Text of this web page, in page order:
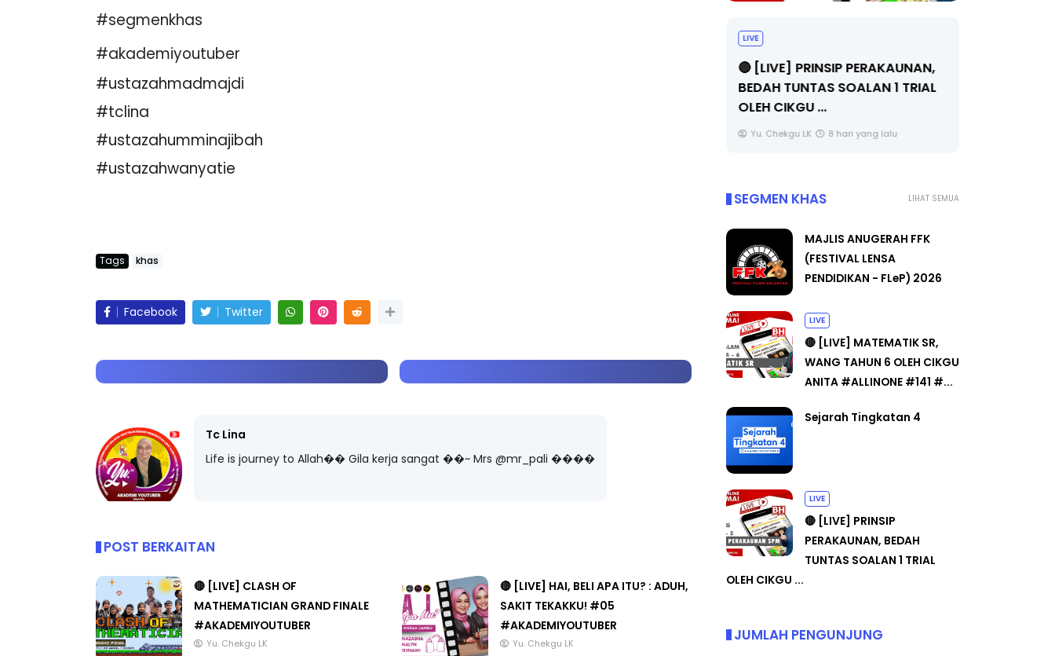
#segmenkhas
#akademiyoutuber
#ustazahmadmajdi
#tclina
#ustazahumminajibah
#ustazahwanyatie
Tags khas
Facebook Twitter
Tc Lina
Life is journey to Allah�� Gila kerja sangat ��~ Mrs @mr_pali ����
POST BERKAITAN
🔴 [LIVE] CLASH OF
MATHEMATICIAN GRAND FINALE
#AKADEMIYOUTUBER
Yu. Chekgu LK
🔴 [LIVE] HAI, BELI APA ITU? : ADUH,
SAKIT TEKAKKU! #05
#AKADEMIYOUTUBER
Yu. Chekgu LK
KORPORAT 3 : PROGRAM
(AMALAN PER...
10 hari yang lalu
EDUCATION IN INDONESIA
Unknown
LIVE
🔴 [LIVE] PRINSIP PERAKAUNAN,
BEDAH TUNTAS SOALAN 1 TRIAL
OLEH CIKGU ...
Yu. Chekgu LK 8 hari yang lalu
LIHAT SEMUA
SEGMEN KHAS
MAJLIS ANUGERAH FFK
(FESTIVAL LENSA
PENDIDIKAN - FLeP) 2026
LIVE
🔴 [LIVE] MATEMATIK SR,
WANG TAHUN 6 OLEH CIKGU
ANITA #ALLINONE #141 #...
Sejarah Tingkatan 4
LIVE
🔴 [LIVE] PRINSIP
PERAKAUNAN, BEDAH
TUNTAS SOALAN 1 TRIAL
OLEH CIKGU ...
JUMLAH PENGUNJUNG